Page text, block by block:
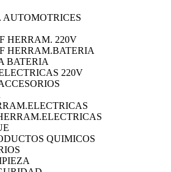
AUTOMOTRICES
HERRAM. 220V
HERRAM.BATERIA
BATERIA
220V
QUIMICOS